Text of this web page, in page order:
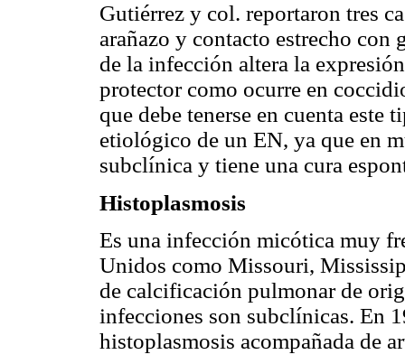
Gutiérrez y col. reportaron tres
arañazo y contacto estrecho con
de la infección altera la
protector como ocurre en
que debe tenerse en cuenta
etiológico de un EN, ya que en
subclínica y tiene una cura
Histoplasmosis
Es una infección micótica muy
Unidos como Missouri,
de calcificación pulmonar de
infecciones son subclínicas. En
histoplasmosis acompañada de